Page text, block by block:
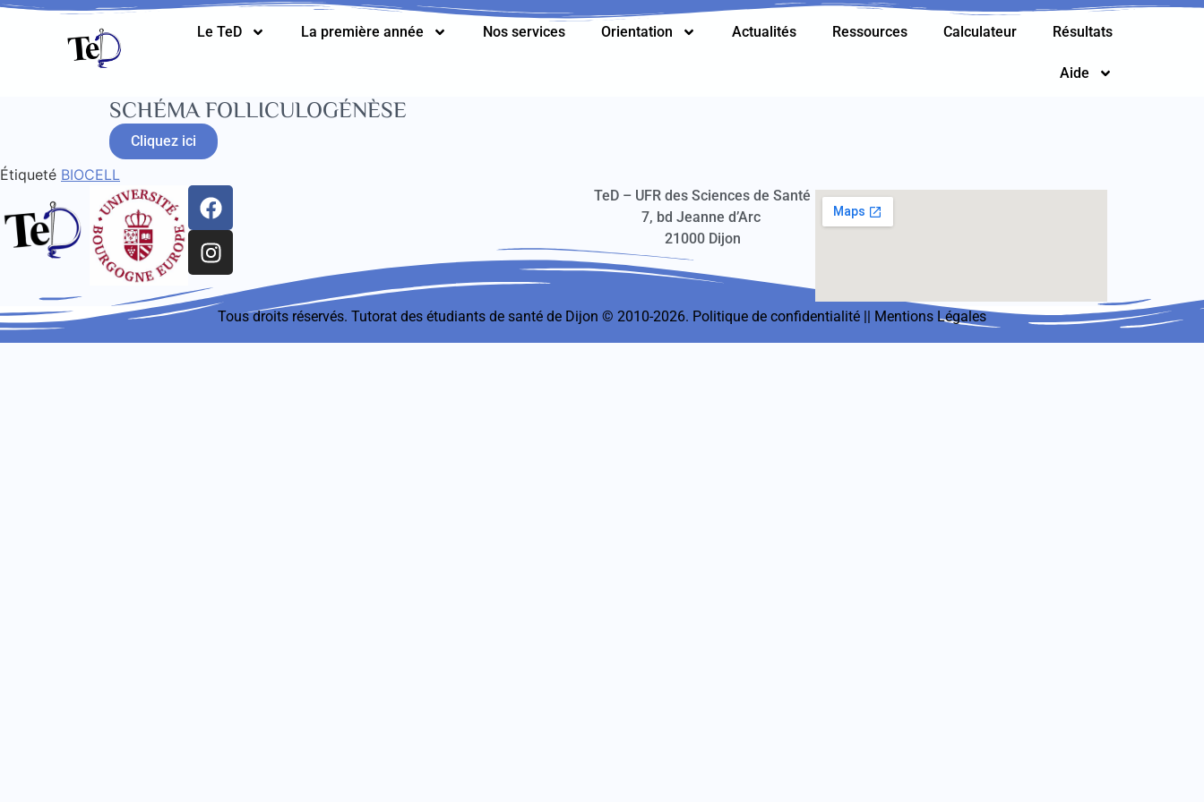
Le TeD La première année Nos services Orientation Actualités Ressources Calculateur Résultats
Aide
SCHÉMA FOLLICULOGÉNÈSE
Cliquez ici
Étiqueté BIOCELL
TeD – UFR des Sciences de Santé
7, bd Jeanne d’Arc
21000 Dijon
Tous droits réservés. Tutorat des étudiants de santé de Dijon © 2010-2026. Politique de confidentialité || Mentions Légales